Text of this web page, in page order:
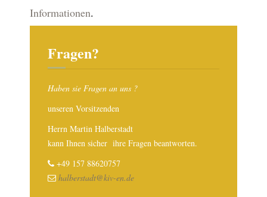
Informationen.
Fragen?
Haben sie Fragen an uns ?
unseren Vorsitzenden
Herrn Martin Halberstadt
kann Ihnen sicher ihre Fragen beantworten.
+49 157 88620757
halberstadt@kiv-en.de